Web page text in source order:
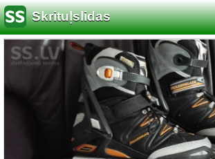
Skrituļslidas